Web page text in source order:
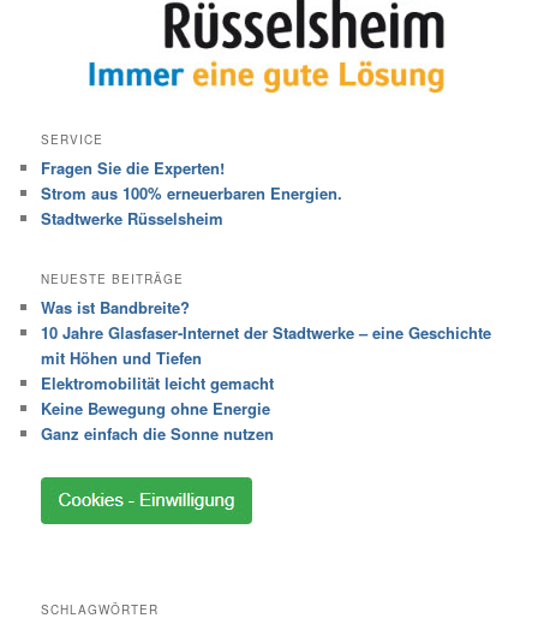
SERVICE
Fragen Sie die Experten!
Strom aus 100% erneuerbaren Energien.
Stadtwerke Rüsselsheim
NEUESTE BEITRÄGE
Was ist Bandbreite?
10 Jahre Glasfaser-Internet der Stadtwerke – eine Geschichte
mit Höhen und Tiefen
Elektromobilität leicht gemacht
Keine Bewegung ohne Energie
Ganz einfach die Sonne nutzen
SCHLAGWÖRTER